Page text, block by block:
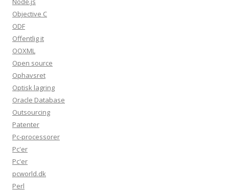
Objective C
ODF
Offentlig it
OOXML
Open source
Ophavsret
Optisk lagring
Oracle Database
Outsourcing
Patenter
Pc-processorer
Pc'er
Pc'er
pcworld.dk
Perl